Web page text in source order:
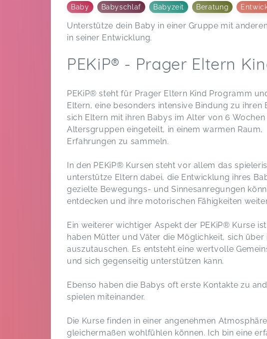
Baby Babyschlaf Babyzeit Beratung
Unterstütze dein Baby in einer Gruppe mit
in seiner Entwicklung.
PEKiP® - Prager Eltern
PEKiP® steht für Prager Eltern Kind Programm
Eltern, eine besonders intensive Bindung zu
sich Eltern mit ihren Babys im Alter von 6
Altersgruppen eingeteilt, in einem warmen
Erfahrungen zu sammeln.
In den PEKiP® Kursen steht vor allem das
unterstütze Eltern dabei, die Entwicklung ihres
gezielte Bewegungs- und Sinnesanregungen
entdecken und ihre motorischen Fähigkeiten
Ein weiterer wichtiger Aspekt der PEKiP® Kurse
haben Mütter und Väter die Möglichkeit, sich
auszutauschen. Es entsteht eine wertvolle
und sich gegenseitig unterstützen kann.
Ebenso haben die Babys oft erste Kontakte zu
spielen miteinander.
Die Kurse finden in einer angenehmen
gleichermaßen wohlfühlen können. Ich bin eine